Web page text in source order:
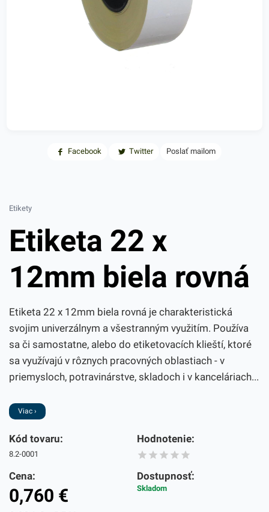
Facebook Twitter Poslať mailom
Etikety
Etiketa 22 x
12mm biela rovná
Etiketa 22 x 12mm biela rovná je charakteristická
svojim univerzálnym a všestranným využitím. Používa
sa či samostatne, alebo do etiketovacích klieští, ktoré
sa využívajú v rôznych pracovných oblastiach - v
priemysloch, potravinárstve, skladoch i v kanceláriach...
Viac ›
Kód tovaru:
8.2-0001
Hodnotenie:
Cena:
0,760 €
Dostupnosť:
Skladom